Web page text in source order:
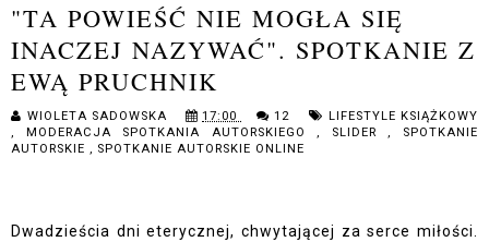
"TA POWIEŚĆ NIE MOGŁA SIĘ
INACZEJ NAZYWAĆ". SPOTKANIE Z
EWĄ PRUCHNIK
WIOLETA SADOWSKA 17:00 12
LIFESTYLE KSIĄŻKOWY
,
MODERACJA SPOTKANIA AUTORSKIEGO, SLIDER, SPOTKANIE
AUTORSKIE , SPOTKANIE AUTORSKIE ONLINE
Dwadzieścia dni eterycznej, chwytającej za serce miłości.